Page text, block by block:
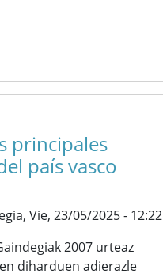
principales
país vasco
Vie, 23/05/2025 - 12:22
2007 urteaz
diharduen adierazle